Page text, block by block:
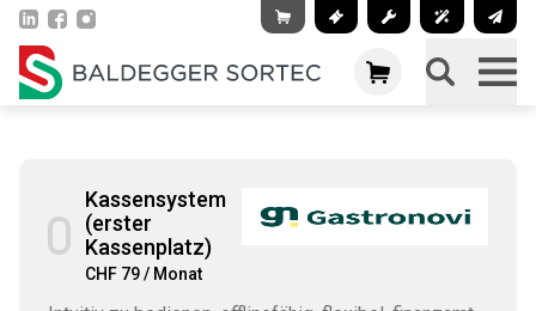
Kassensystem
(erster
Kassenplatz)
CHF 79 / Monat